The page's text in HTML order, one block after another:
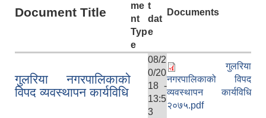
Document Title
me
nt
Typ
e
t
dat
e
Documents
गुलरिया नगरपालिकाको
विपद व्यवस्थापन कार्यविधि
08/2
0/20
18 -
13:5
3
गुलरिया
नगरपालिकाको विपद
व्यवस्थापन कार्यविधि
२०७५.pdf